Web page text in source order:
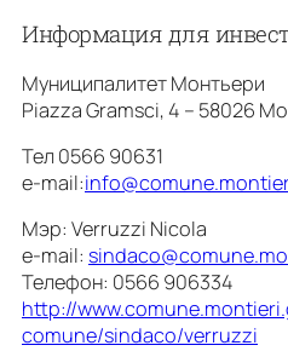
Информация для
Муниципалитет Монтьери
Piazza Gramsci, 4 – 58026
Тел 0566 90631
e-mail:
Мэр: Verruzzi Nicola
e-mail:
Телефон: 0566 906334
http://
comune/sindaco/verruzzi